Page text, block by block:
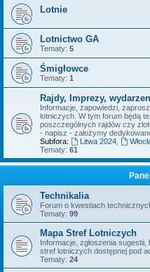
Lotnie
Lotnictwo GA
Tematy: 5
Śmigłowce
Tematy: 1
Rajdy, Imprezy,
Informacje, zapowiedzi,
lotniczych. W tym forum będą
poszczególnych rajdów czy
- napisz - założymy
Subfora:
Litwa 2024,
Tematy: 61
Technikalia
Forum o kwestiach
Tematy: 99
Mapa Stref Lotniczych
Informacje, zgłoszenia
stref lotniczych dostępnej pod
Tematy: 24